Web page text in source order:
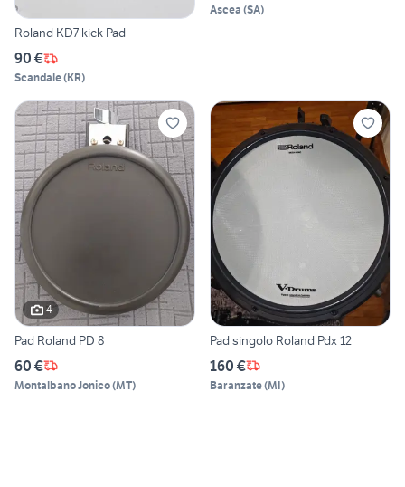
Roland KD7 kick Pad
90 €
Scandale(KR)
Ascea (SA)
4
Pad Roland PD 8
60 €
Montalbano Jonico(MT)
Pad singolo Roland Pdx 12
160 €
Baranzate(MI)